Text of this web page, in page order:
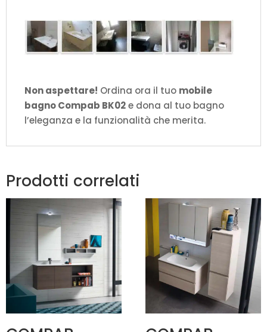
Non aspettare! Ordina ora il tuo mobile
bagno Compab BK02e dona al tuo bagno
l’eleganza e la funzionalità che merita.
Prodotti correlati